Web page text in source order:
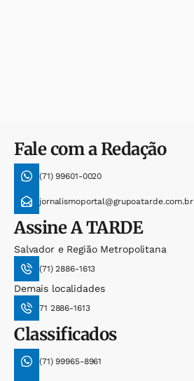
Fale com a Redação
(71) 99601-0020
jornalismoportal@grupoatarde.com.br
AssineA TARDE
Salvador e Região Metropolitana
(71) 2886-1613
Demais localidades
71 2886-1613
Classificados
(71) 99965-8961